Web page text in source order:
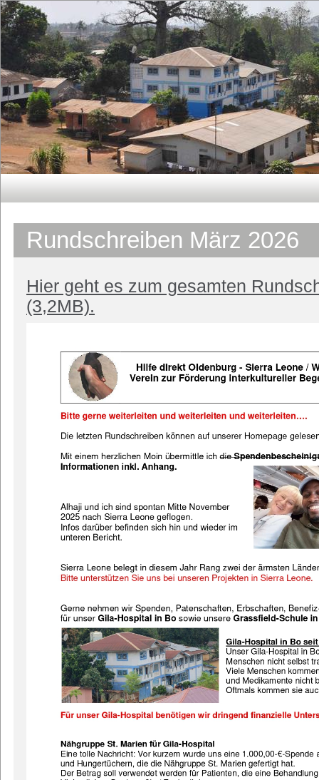
Rundschreiben März 2026
Hier geht es zum gesamten
(3,2MB).